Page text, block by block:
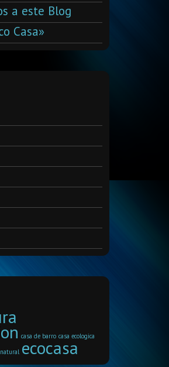
a este Blog
Casa»
casa de barro casa ecologica
ecocasa